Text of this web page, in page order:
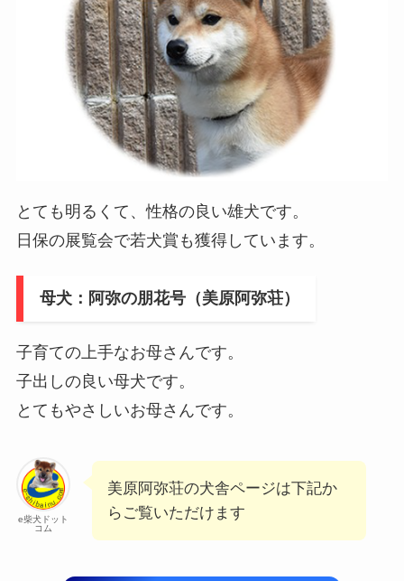
とても明るくて、性格の良い雄犬です。
日保の展覧会で若犬賞も獲得しています。
母犬：阿弥の朋花号（美原阿弥荘）
子育ての上手なお母さんです。
子出しの良い母犬です。
とてもやさしいお母さんです。
e柴犬ドット
コム
美原阿弥荘の犬舎ページは下記か
らご覧いただけます